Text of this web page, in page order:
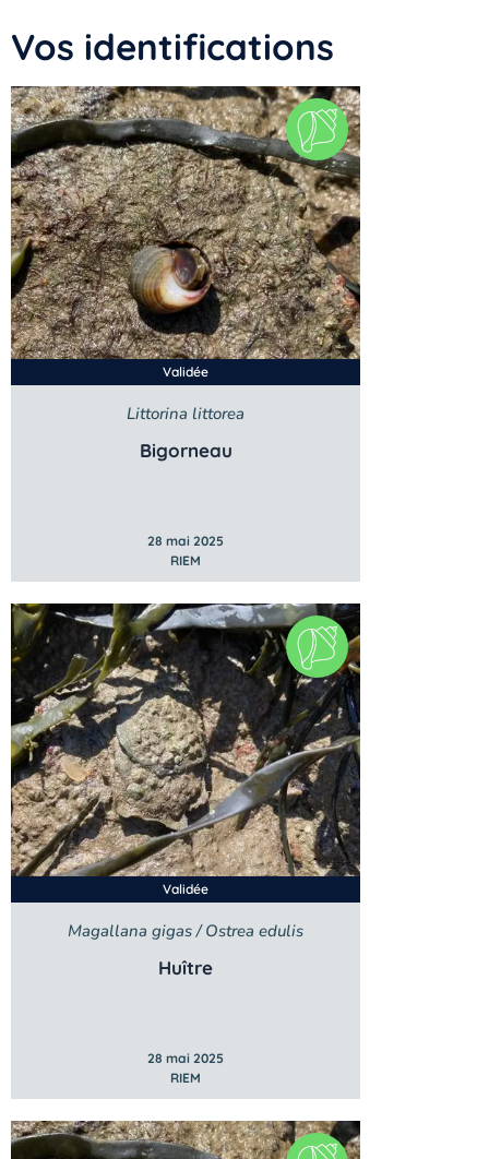
Vos identifications
Validée
Littorina littorea
Bigorneau
28 mai 2025
RIEM
Validée
Magallana gigas / Ostrea edulis
Huître
28 mai 2025
RIEM